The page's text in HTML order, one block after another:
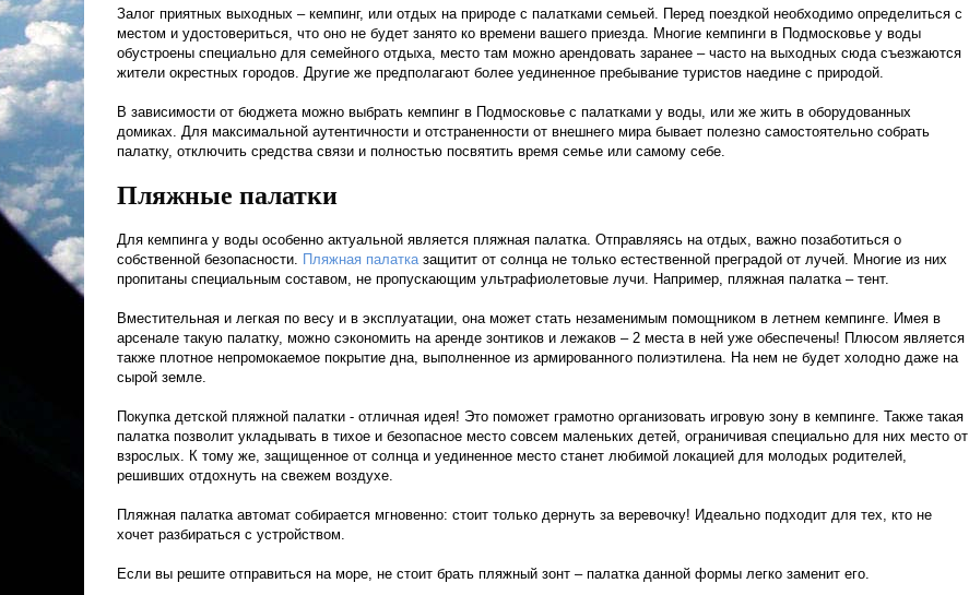
Залог приятных выходных – кемпинг, или отдых на природе с палатками семьей. Перед поездкой необходимо определиться с
местом и удостовериться, что оно не будет занято ко времени вашего приезда. Многие кемпинги в Подмосковье у воды
обустроены специально для семейного отдыха, место там можно арендовать заранее – часто на выходных сюда съезжаются
жители окрестных городов. Другие же предполагают более уединенное пребывание туристов наедине с природой.
В зависимости от бюджета можно выбрать кемпинг в Подмосковье с палатками у воды, или же жить в оборудованных
домиках. Для максимальной аутентичности и отстраненности от внешнего мира бывает полезно самостоятельно собрать
палатку, отключить средства связи и полностью посвятить время семье или самому себе.
Пляжные палатки
Для кемпинга у воды особенно актуальной является пляжная палатка. Отправляясь на отдых, важно позаботиться о
собственной безопасности. Пляжная палатказащитит от солнца не только естественной преградой от лучей. Многие из них
пропитаны специальным составом, не пропускающим ультрафиолетовые лучи. Например, пляжная палатка – тент.
Вместительная и легкая по весу и в эксплуатации, она может стать незаменимым помощником в летнем кемпинге. Имея в
арсенале такую палатку, можно сэкономить на аренде зонтиков и лежаков – 2 места в ней уже обеспечены! Плюсом является
также плотное непромокаемое покрытие дна, выполненное из армированного полиэтилена. На нем не будет холодно даже на
сырой земле.
Покупка детской пляжной палатки - отличная идея! Это поможет грамотно организовать игровую зону в кемпинге. Также такая
палатка позволит укладывать в тихое и безопасное место совсем маленьких детей, ограничивая специально для них место от
взрослых. К тому же, защищенное от солнца и уединенное место станет любимой локацией для молодых родителей,
решивших отдохнуть на свежем воздухе.
Пляжная палатка автомат собирается мгновенно: стоит только дернуть за веревочку! Идеально подходит для тех, кто не
хочет разбираться с устройством.
Если вы решите отправиться на море, не стоит брать пляжный зонт – палатка данной формы легко заменит его.